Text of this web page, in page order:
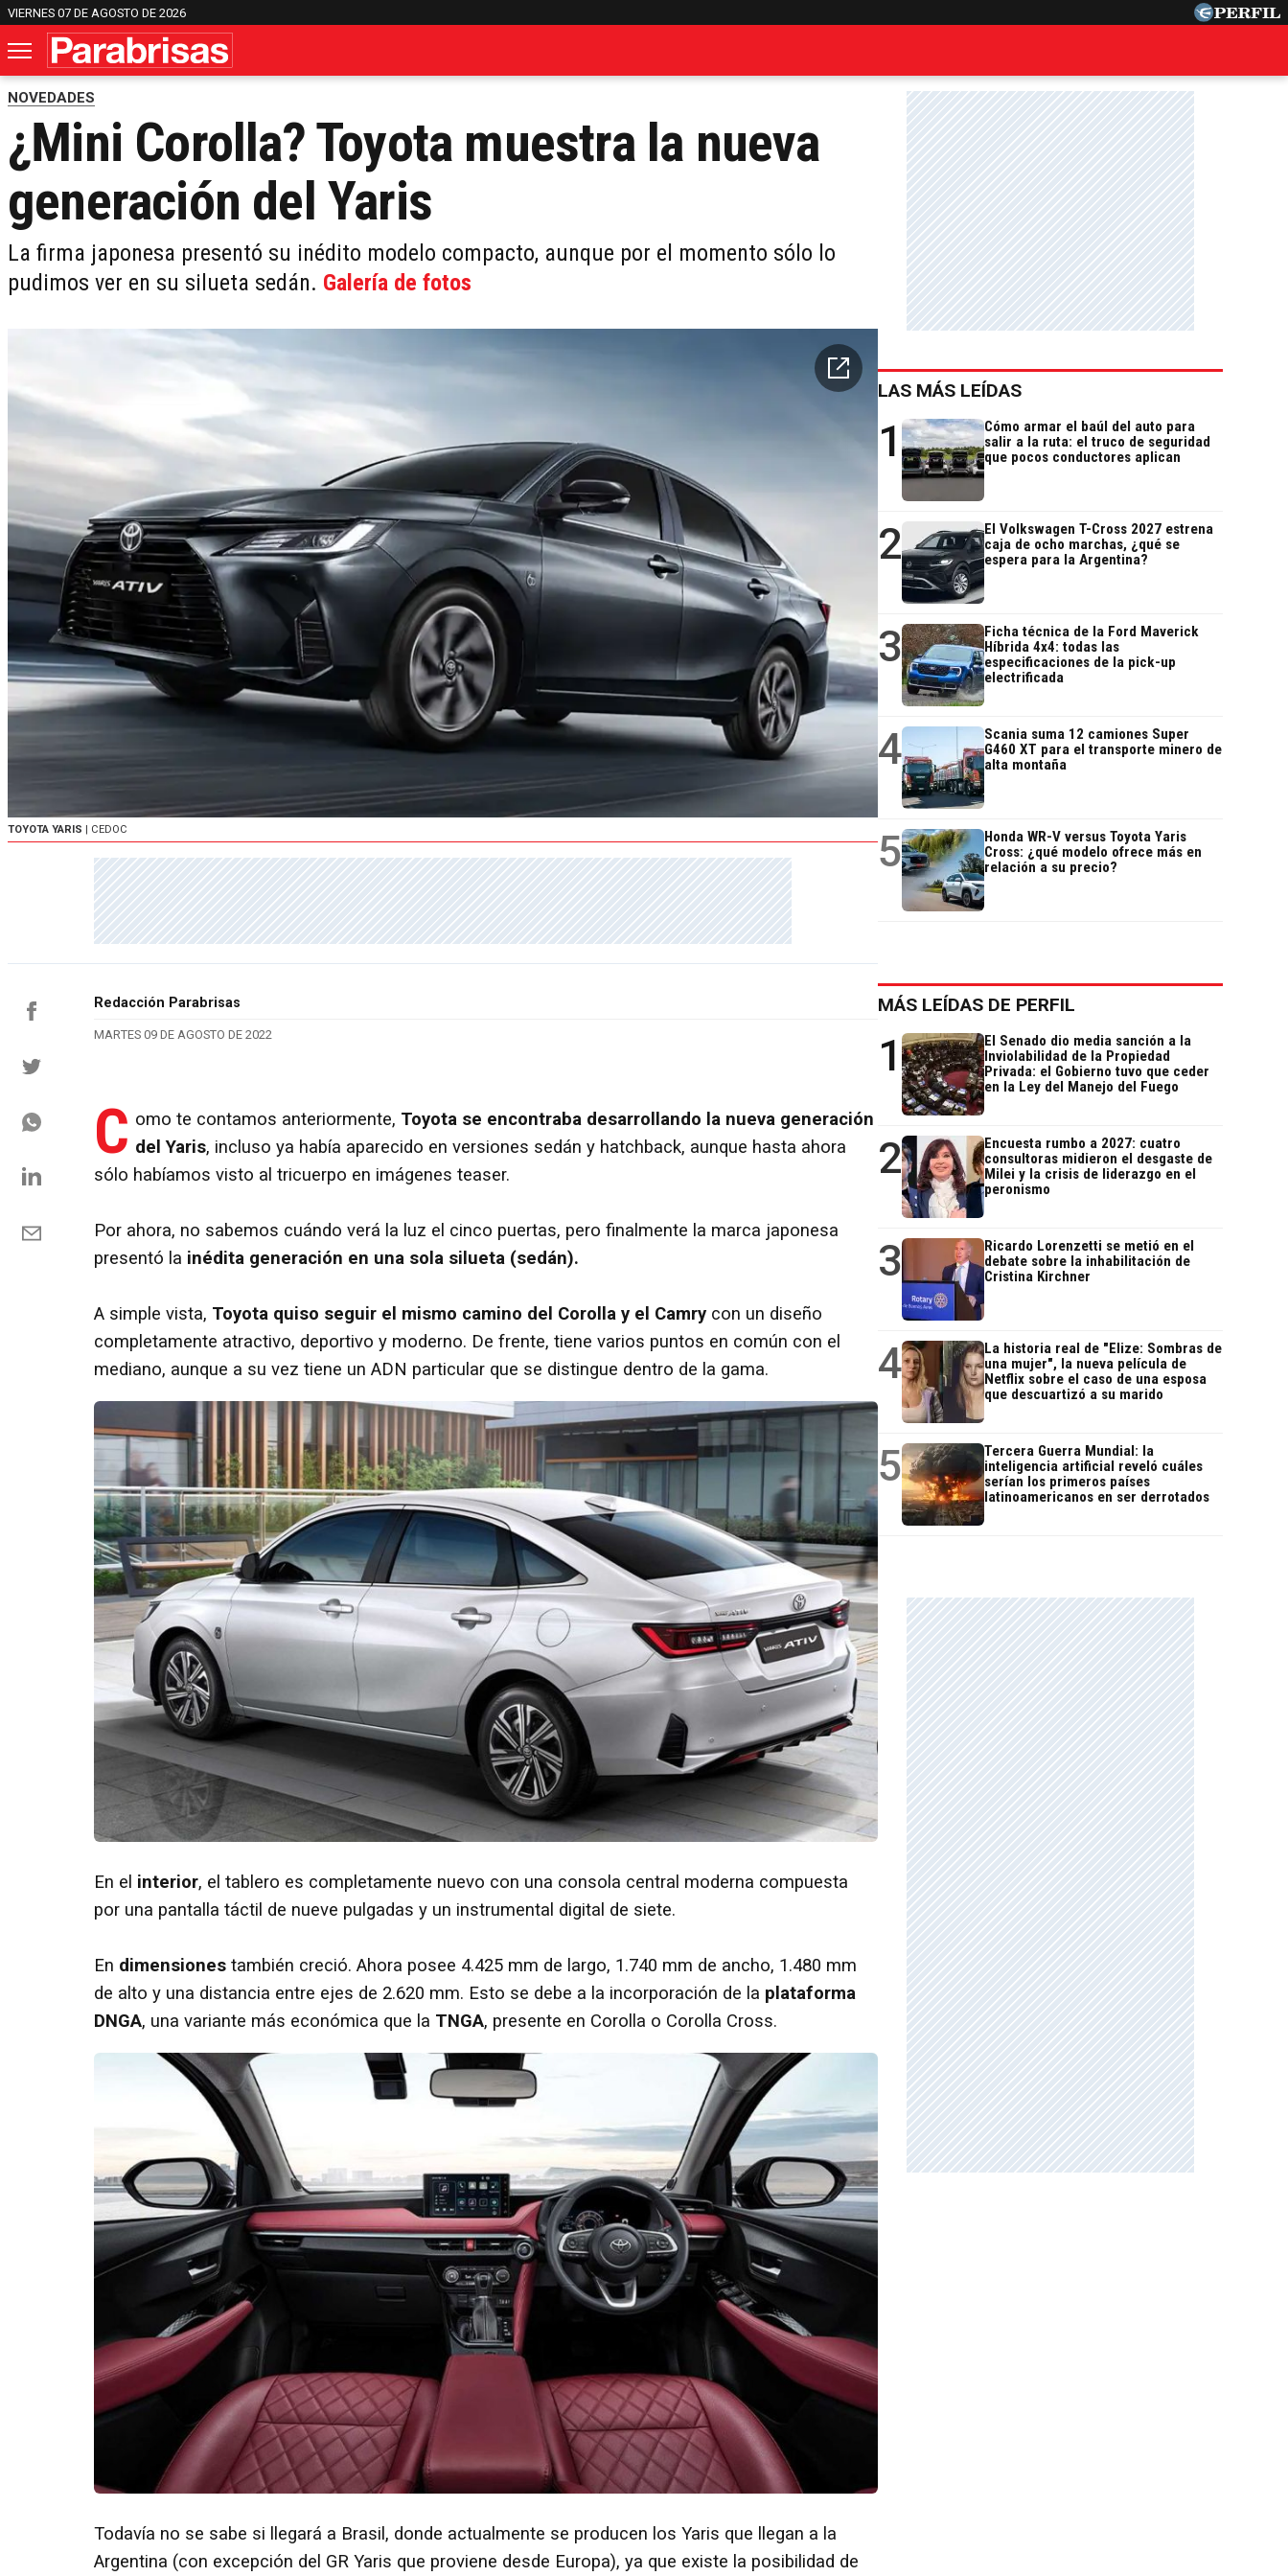
VIERNES 07 DE AGOSTO DE 2026
NOVEDADES
¿Mini Corolla? Toyota muestra la nueva
generación del Yaris
La firma japonesa presentó su inédito modelo compacto, aunque por el momento sólo lo
pudimos ver en su silueta sedán. Galería de fotos
TOYOTA YARIS | CEDOC
Redacción Parabrisas
MARTES 09 DE AGOSTO DE 2022
C omo te contamos anteriormente, Toyota se encontraba desarrollando la nueva generación
del Yaris, incluso ya había aparecido en versiones sedán y hatchback, aunque hasta ahora
sólo habíamos visto al tricuerpo en imágenes teaser.
Por ahora, no sabemos cuándo verá la luz el cinco puertas, pero finalmente la marca japonesa
presentó la inédita generación en una sola silueta (sedán).
A simple vista, Toyota quiso seguir el mismo camino del Corolla y el Camry con un diseño
completamente atractivo, deportivo y moderno. De frente, tiene varios puntos en común con el
mediano, aunque a su vez tiene un ADN particular que se distingue dentro de la gama.
En el interior, el tablero es completamente nuevo con una consola central moderna compuesta
por una pantalla táctil de nueve pulgadas y un instrumental digital de siete.
En dimensiones también creció. Ahora posee 4.425 mm de largo, 1.740 mm de ancho, 1.480 mm
de alto y una distancia entre ejes de 2.620 mm. Esto se debe a la incorporación de la plataforma
DNGA, una variante más económica que la TNGA, presente en Corolla o Corolla Cross.
Todavía no se sabe si llegará a Brasil, donde actualmente se producen los Yaris que llegan a la
Argentina (con excepción del GR Yaris que proviene desde Europa), ya que existe la posibilidad de
LAS MÁS LEÍDAS
1
Cómo armar el baúl del auto para
salir a la ruta: el truco de seguridad
que pocos conductores aplican
2
El Volkswagen T-Cross 2027 estrena
caja de ocho marchas, ¿qué se
espera para la Argentina?
3
Ficha técnica de la Ford Maverick
Híbrida 4x4: todas las
especificaciones de la pick-up
electrificada
4
Scania suma 12 camiones Super
G460 XT para el transporte minero de
alta montaña
5
Honda WR-V versus Toyota Yaris
Cross: ¿qué modelo ofrece más en
relación a su precio?
MÁS LEÍDAS DE PERFIL
1
El Senado dio media sanción a la
Inviolabilidad de la Propiedad
Privada: el Gobierno tuvo que ceder
en la Ley del Manejo del Fuego
2
Encuesta rumbo a 2027: cuatro
consultoras midieron el desgaste de
Milei y la crisis de liderazgo en el
peronismo
3
Ricardo Lorenzetti se metió en el
debate sobre la inhabilitación de
Cristina Kirchner
4
La historia real de "Elize: Sombras de
una mujer", la nueva película de
Netflix sobre el caso de una esposa
que descuartizó a su marido
5
Tercera Guerra Mundial: la
inteligencia artificial reveló cuáles
serían los primeros países
latinoamericanos en ser derrotados